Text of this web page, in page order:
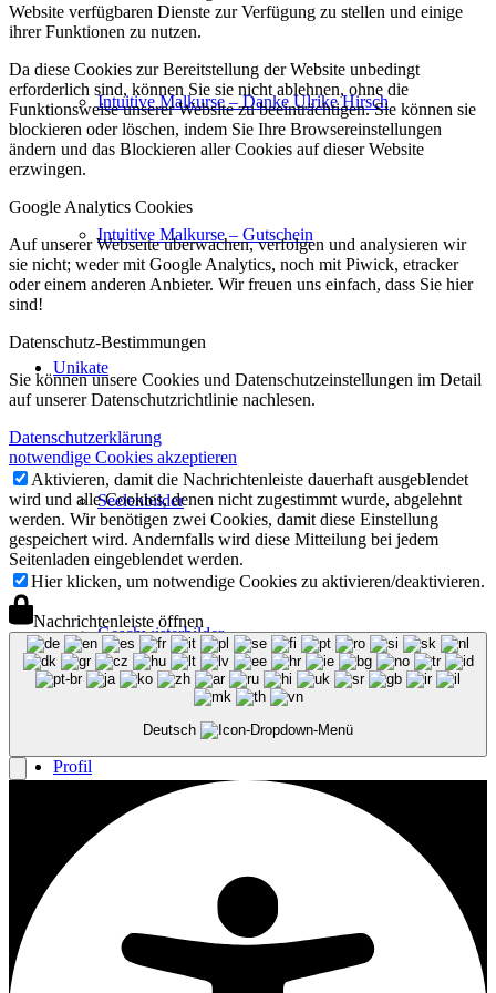
Intuitive Malkurse – Danke Ulrike Hirsch
Intuitive Malkurse – Gutschein
Unikate
Seelenbilder
Geschwisterbilder
Profil
Website verfügbaren Dienste zur Verfügung zu stellen und einige
ihrer Funktionen zu nutzen.
Da diese Cookies zur Bereitstellung der Website unbedingt
erforderlich sind, können Sie sie nicht ablehnen, ohne die
Funktionsweise unserer Website zu beeinträchtigen. Sie können sie
blockieren oder löschen, indem Sie Ihre Browsereinstellungen
ändern und das Blockieren aller Cookies auf dieser Website
erzwingen.
Google Analytics Cookies
Auf unserer Webseite überwachen, verfolgen und analysieren wir
sie nicht; weder mit Google Analytics, noch mit Piwick, etracker
oder einem anderen Anbieter. Wir freuen uns einfach, dass Sie hier
sind!
Datenschutz-Bestimmungen
Sie können unsere Cookies und Datenschutzeinstellungen im Detail
auf unserer Datenschutzrichtlinie nachlesen.
Datenschutzerklärung
notwendige Cookies akzeptieren
Aktivieren, damit die Nachrichtenleiste dauerhaft ausgeblendet
wird und alle Cookies, denen nicht zugestimmt wurde, abgelehnt
werden. Wir benötigen zwei Cookies, damit diese Einstellung
gespeichert wird. Andernfalls wird diese Mitteilung bei jedem
Seitenladen eingeblendet werden.
Hier klicken, um notwendige Cookies zu aktivieren/deaktivieren.
Nachrichtenleiste öffnen
Deutsch